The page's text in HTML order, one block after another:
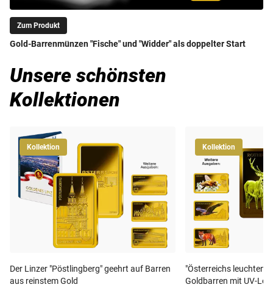
Zum Produkt
Gold-Barrenmünzen "Fische" und "Widder" als doppelter Start
Unsere schönsten
Kollektionen
Kollektion
Der Linzer "Pöstlingberg" geehrt auf Barren
aus reinstem Gold
Kollektion
"Österreichs
Goldbarren mit UV-